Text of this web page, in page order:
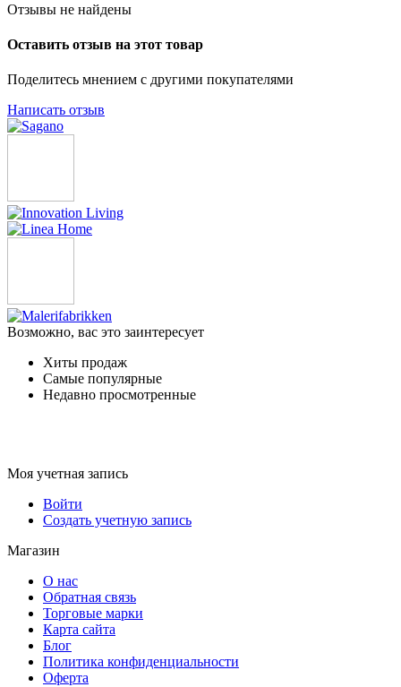
Отзывы не найдены
Оставить отзыв на этот товар
Поделитесь мнением с другими покупателями
Написать отзыв
Возможно, вас это заинтересует
Хиты продаж
Самые популярные
Недавно просмотренные
Моя учетная запись
Войти
Создать учетную запись
Магазин
О нас
Обратная связь
Торговые марки
Карта сайта
Блог
Политика конфиденциальности
Оферта